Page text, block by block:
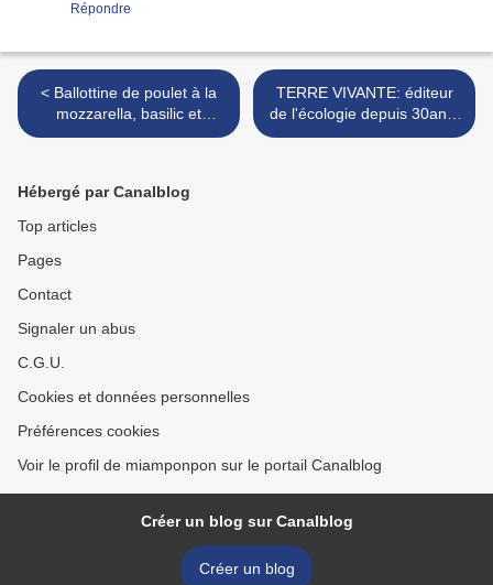
Répondre
< Ballottine de poulet à la
mozzarella, basilic et
moutarde douce
TERRE VIVANTE: éditeur
de l'écologie depuis 30ans!
>
Hébergé par Canalblog
Top articles
Pages
Contact
Signaler un abus
C.G.U.
Cookies et données personnelles
Préférences cookies
Voir le profil de miamponpon sur le portail Canalblog
Créer un blog sur Canalblog
Créer un blog